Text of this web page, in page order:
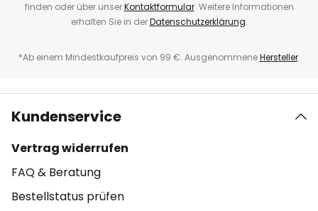
finden oder über unserKontaktformular. Weitere Informationen
erhalten Sie in derDatenschutzerklärung.
*Ab einem Mindestkaufpreis von 99 €. AusgenommeneHersteller.
Kundenservice
Vertrag widerrufen
FAQ & Beratung
Bestellstatus prüfen